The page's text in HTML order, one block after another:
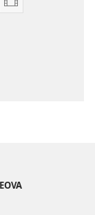
Opzioni